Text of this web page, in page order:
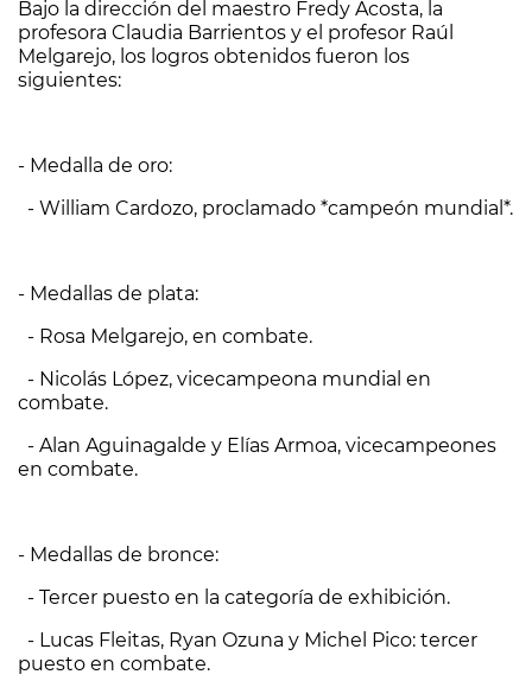
Bajo la dirección del maestro Fredy Acosta, la
profesora Claudia Barrientos y el profesor Raúl
Melgarejo, los logros obtenidos fueron los
siguientes:
- Medalla de oro:
- William Cardozo, proclamado *campeón mundial*.
- Medallas de plata:
- Rosa Melgarejo, en combate.
- Nicolás López, vicecampeona mundial en
combate.
- Alan Aguinagalde y Elías Armoa, vicecampeones
en combate.
- Medallas de bronce:
- Tercer puesto en la categoría de exhibición.
- Lucas Fleitas, Ryan Ozuna y Michel Pico: tercer
puesto en combate.